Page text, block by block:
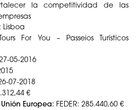
la competitividad de las
Lisboa
For You – Passeios Turísticos
05-2016
07-2018
€
Europea: FEDER: 285.440,60 €